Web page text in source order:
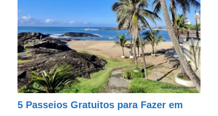
5 Passeios Gratuitos para Fazer em